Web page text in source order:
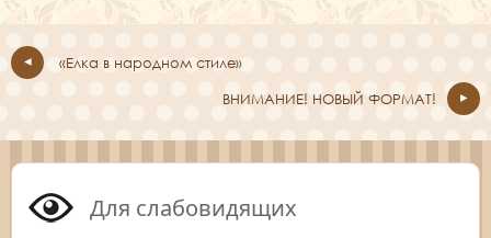
«Елка в народном стиле»
ВНИМАНИЕ! НОВЫЙ ФОРМАТ!
Для слабовидящих